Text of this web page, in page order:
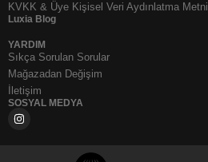
KVKK & Üye Kişisel Veri Aydınlatma Metni
Luxia Blog
YARDIM
Sıkça Sorulan Sorular
Mağazadan Değişim
İletişim
SOSYAL MEDYA